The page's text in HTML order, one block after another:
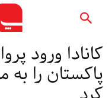
کانادا ورود
پاکستان را